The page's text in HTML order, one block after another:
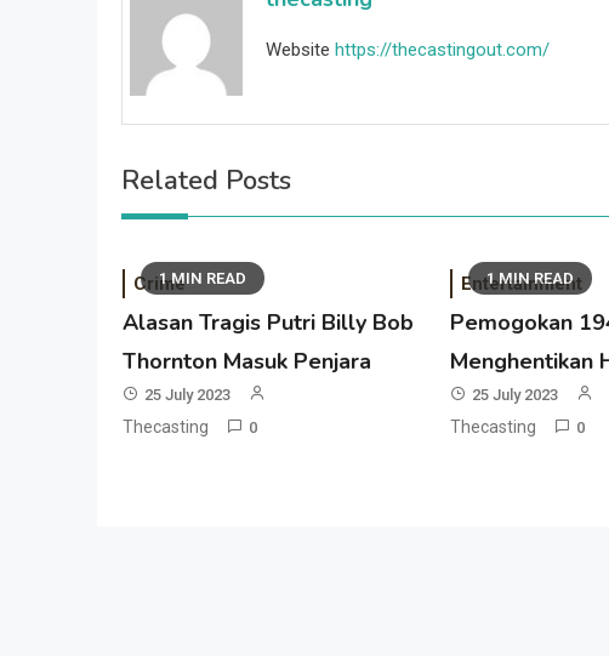
Website https://thecastingout.com/
Related Posts
1 MIN READ
Crime
Alasan Tragis Putri Billy Bob
Thornton Masuk Penjara
25 July 2023
Thecasting 0
1 MIN READ
Entertainment
Pemogokan
Menghentikan
25 July 2023
Thecasting 0